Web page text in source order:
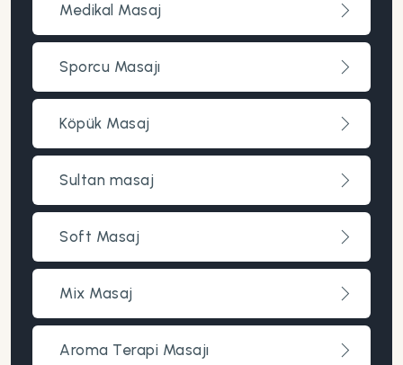
Medikal Masaj
Sporcu Masajı
Köpük Masaj
Sultan masaj
Soft Masaj
Mix Masaj
Aroma Terapi Masajı